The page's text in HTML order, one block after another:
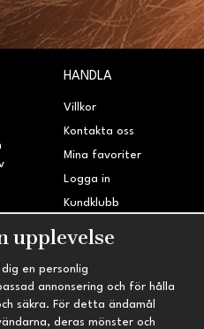
HANDLA
Villkor
Kontakta oss
Mina favoriter
Logga in
Kundklubb
Retur & Reklamation
köp över 695 kr
upplevelse
en personlig
annonsering och för hålla
säkra. För detta ändamål
deras mönster och